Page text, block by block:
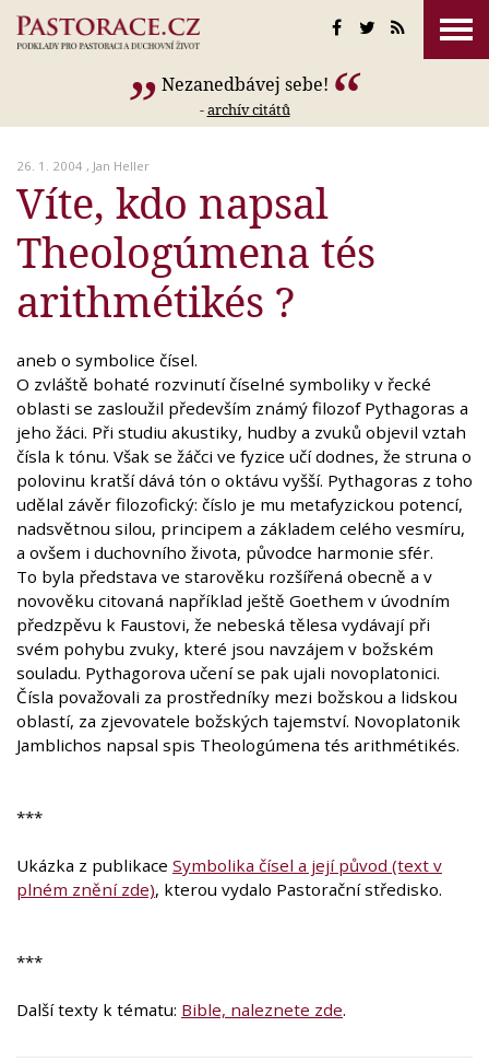
Nezanedbávej sebe!
-archív citátů
26. 1. 2004 , Jan Heller
Víte, kdo napsal
Theologúmena tés
arithmétikés ?
aneb o symbolice čísel.
O zvláště bohaté rozvinutí číselné symboliky v řecké
oblasti se zasloužil především známý filozof Pythagoras a
jeho žáci. Při studiu akustiky, hudby a zvuků objevil vztah
čísla k tónu. Však se žáčci ve fyzice učí dodnes, že struna o
polovinu kratší dává tón o oktávu vyšší. Pythagoras z toho
udělal závěr filozofický: číslo je mu metafyzickou potencí,
nadsvětnou silou, principem a základem celého vesmíru,
a ovšem i duchovního života, původce harmonie sfér.
To byla představa ve starověku rozšířená obecně a v
novověku citovaná například ještě Goethem v úvodním
předzpěvu k Faustovi, že nebeská tělesa vydávají při
svém pohybu zvuky, které jsou navzájem v božském
souladu. Pythagorova učení se pak ujali novoplatonici.
Čísla považovali za prostředníky mezi božskou a lidskou
oblastí, za zjevovatele božských tajemství. Novoplatonik
Jamblichos napsal spis Theologúmena tés arithmétikés.
***
Ukázka z publikace Symbolika čísel a její původ (text v
plném znění zde), kterou vydalo Pastorační středisko.
***
Další texty k tématu: Bible, naleznete zde.